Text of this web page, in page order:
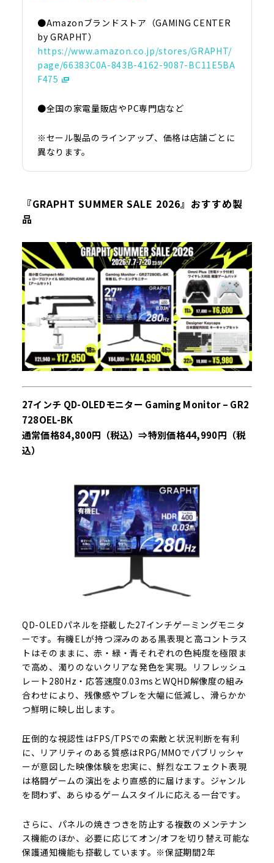
●Amazonブランドストア（GAMING CENTER
by GRAPHT）
https://www.amazon.co.jp/stores/GRAPHT/
page/66383C0A-843B-4162-9087-BC11E5BA
F475
●全国の家電量販店やPC専門店など
※セール製品のラインアップ、価格は店舗ごとに
異なります。
『GRAPHT SUMMER SALE 2026』おすすめ製
品
27インチ QD-OLEDモニター Gaming Monitor – GR2
728OEL-BK
通常価格84,800円（税込）⇒特別価格44,990円（税
込）
QD-OLEDパネルを搭載した27インチゲーミングモニタ
ーです。有機ELが持つ深みのある黒表現と高コントラス
トはそのままに、赤・緑・青それぞれの色純度を極限ま
で高め、濁りのないクリアな発色を実現。リフレッシュ
レート280Hz・応答速度0.03msとWQHD解像度の組み
合わせにより、残像感やブレを大幅に低減し、滑らかか
つ鮮明に映し出します。
圧倒的な視認性はFPS/TPSでの索敵と状況判断を有利
に、リアリティのある質感はRPG/MMOでパブリッシャ
ーが意図した映像体験を忠実に、鮮烈なエフェクト表現
は格闘ゲームの演出をより直感的に届けます。ジャンル
を問わず、あらゆるゲームスタイルに応える一台です。
さらに、パネルの焼きつきを防止する複数のメンテナン
ス機能のほか、必要に応じてオン/オフを切り替え可能な
保護通知機能も搭載しています。※保証期間2年